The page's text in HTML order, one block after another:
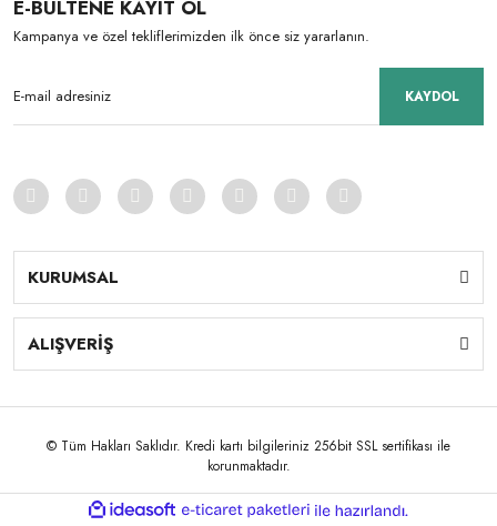
E-BÜLTENE KAYIT OL
Kampanya ve özel tekliflerimizden ilk önce siz yararlanın.
KAYDOL
KURUMSAL
ALIŞVERİŞ
© Tüm Hakları Saklıdır. Kredi kartı bilgileriniz 256bit SSL sertifikası ile
korunmaktadır.
ideasoft
e-